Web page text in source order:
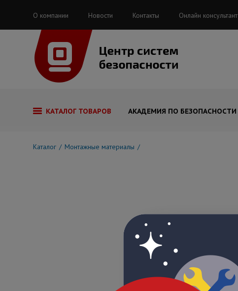
О компании Новости Контакты Онлайн консультант
КАТАЛОГ ТОВАРОВ АКАДЕМИЯ ПО БЕЗОПАСНОСТИ
Каталог Монтажные материалы